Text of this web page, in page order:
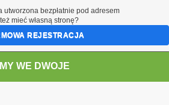
MY WE DWOJE
utworzona bezpłatnie pod adresem
mieć własną stronę?
REJESTRACJA